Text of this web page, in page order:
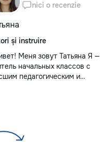
nici o recenzie
și instruire
Меня зовут Татьяна Я —
начальных классов с
педагогическим и
речи и логического